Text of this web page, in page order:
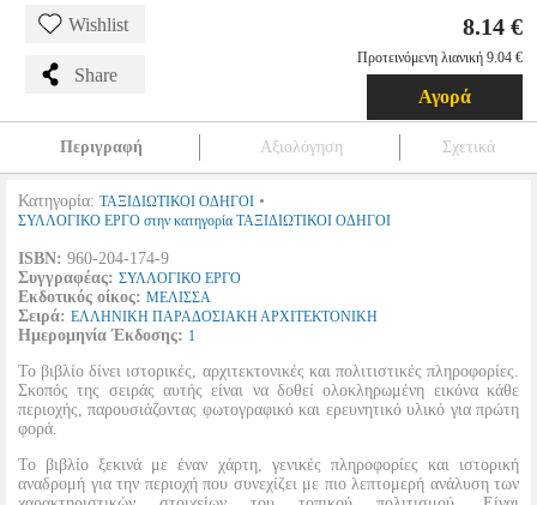
Wishlist
Share
8.14 €
Προτεινόμενη λιανική 9.04 €
Αγορά
Περιγραφή Αξιολόγηση Σχετικά
Κατηγορία: ΤΑΞΙΔΙΩΤΙΚΟΙ ΟΔΗΓΟΙ •
ΣΥΛΛΟΓΙΚΟ ΕΡΓΟ στην κατηγορία ΤΑΞΙΔΙΩΤΙΚΟΙ ΟΔΗΓΟΙ
ISBN: 960-204-174-9
Συγγραφέας: ΣΥΛΛΟΓΙΚΟ ΕΡΓΟ
Εκδοτικός οίκος: ΜΕΛΙΣΣΑ
Σειρά: ΕΛΛΗΝΙΚΗ ΠΑΡΑΔΟΣΙΑΚΗ ΑΡΧΙΤΕΚΤΟΝΙΚΗ
Ημερομηνία Έκδοσης: 1
Το βιβλίο δίνει ιστορικές, αρχιτεκτονικές και πολιτιστικές πληροφορίες.
Σκοπός της σειράς αυτής είναι να δοθεί ολοκληρωμένη εικόνα κάθε
περιοχής, παρουσιάζοντας φωτογραφικό και ερευνητικό υλικό για πρώτη
φορά.
Το βιβλίο ξεκινά με έναν χάρτη, γενικές πληροφορίες και ιστορική
αναδρομή για την περιοχή που συνεχίζει με πιο λεπτομερή ανάλυση των